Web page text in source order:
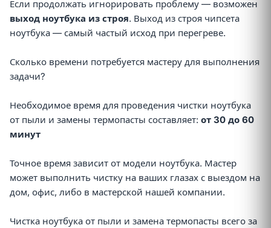
Если продолжать игнорировать проблему — возможен
выход ноутбука из строя. Выход из строя чипсета
ноутбука — самый частый исход при перегреве.
Сколько времени потребуется мастеру для выполнения
задачи?
Необходимое время для проведения чистки ноутбука
от пыли и замены термопасты составляет: от 30 до 60
минут
Точное время зависит от модели ноутбука. Мастер
может выполнить чистку на ваших глазах с выездом на
дом, офис, либо в мастерской нашей компании.
Чистка ноутбука от пыли и замена термопасты всего за